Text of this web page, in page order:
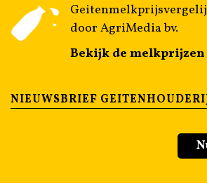
door AgriMedia bv.
Bekijk de melkprijzen
NIEUWSBRIEF